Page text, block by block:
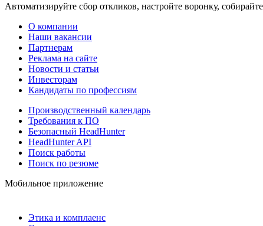
Автоматизируйте сбор откликов, настройте воронку,
О компании
Наши вакансии
Партнерам
Реклама на сайте
Новости и статьи
Инвесторам
Кандидаты по профессиям
Производственный календарь
Требования к ПО
Безопасный HeadHunter
HeadHunter API
Поиск работы
Поиск по резюме
Мобильное приложение
Этика и комплаенс